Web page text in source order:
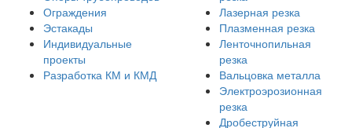
Ограждения
Эстакады
Индивидуальные
проекты
Разработка КМ и КМД
Лазерная резка
Плазменная резка
Ленточнопильная
резка
Вальцовка металла
Электроэрозионная
резка
Дробеструйная